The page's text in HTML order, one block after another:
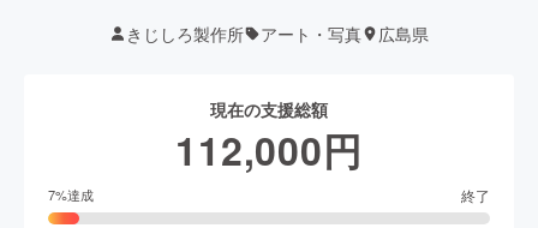
きじしろ製作所 アート・写真 広島県
現在の支援総額
112,000円
7%達成 終了